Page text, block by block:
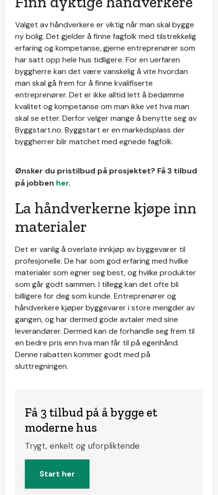
Valget av håndverkere er viktig når man skal bygge
ny bolig. Det gjelder å finne fagfolk med tilstrekkelig
erfaring og kompetanse, gjerne entreprenører som
har satt opp hele hus tidligere. For en uerfaren
byggherre kan det være vanskelig å vite hvordan
man skal gå frem for å finne kvalifiserte
entreprenører. Det er ikke alltid lett å bedømme
kvalitet og kompetanse om man ikke vet hva man
skal se etter. Derfor velger mange å benytte seg av
Byggstart.no. Byggstart er en markedsplass der
byggherrer blir matchet med egnede fagfolk.
Ønsker du pristilbud på prosjektet? Få 3 tilbud
på jobben her.
La håndverkerne kjøpe inn
materialer
Det er vanlig å overlate innkjøp av byggevarer til
profesjonelle. De har som god erfaring med hvilke
materialer som egner seg best, og hvilke produkter
som går godt sammen. I tillegg kan det ofte bli
billigere for deg som kunde. Entreprenører og
håndverkere kjøper byggevarer i store mengder av
gangen, og har dermed gode avtaler med sine
leverandører. Dermed kan de forhandle seg frem til
en bedre pris enn hva man får til på egenhånd.
Denne rabatten kommer godt med på
sluttregningen.
Få 3 tilbud på å bygge et
moderne hus
Trygt, enkelt og uforpliktende
Start her